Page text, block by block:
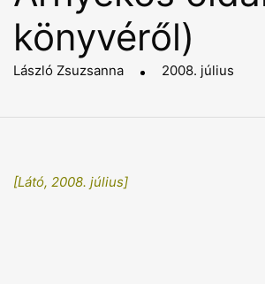
könyvéről)
László Zsuzsanna 2008. július
[Látó, 2008. július]